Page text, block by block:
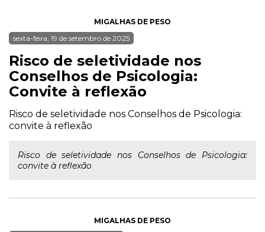
MIGALHAS DE PESO
sexta-feira, 19 de setembro de 2025
Risco de seletividade nos
Conselhos de Psicologia:
Convite à reflexão
Risco de seletividade nos Conselhos de Psicologia:
convite à reflexão
Risco de seletividade nos Conselhos de Psicologia:
convite à reflexão
MIGALHAS DE PESO